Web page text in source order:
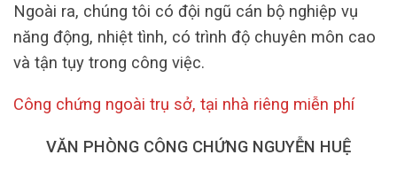
Ngoài ra, chúng tôi có đội ngũ cán bộ nghiệp vụ
năng động, nhiệt tình, có trình độ chuyên môn cao
và tận tụy trong công việc.
Công chứng ngoài trụ sở, tại nhà riêng miễn phí
VĂN PHÒNG CÔNG CHỨNG NGUYỄN HUỆ